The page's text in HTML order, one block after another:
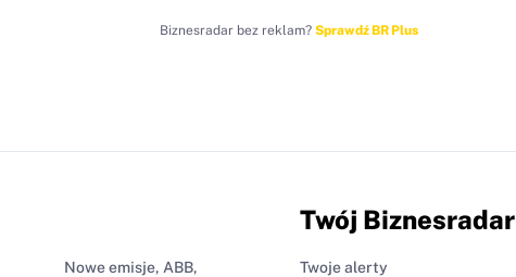
Biznesradar bez reklam? Sprawdź BR Plus
Nowe emisje, ABB,
Twój Biznesradar
Twoje alerty